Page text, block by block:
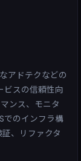
アドテクなどの
ビスの信頼性向
ンス、モニタ
でのインフラ構
、リファクタ